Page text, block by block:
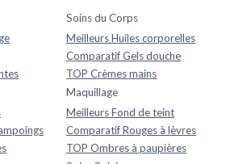
Soins du Corps
Meilleurs Huiles corporelles
Comparatif Gels douche
TOP Crèmes mains
Maquillage
Meilleurs Fond de teint
Comparatif Rouges à lèvres
TOP Ombres à paupières